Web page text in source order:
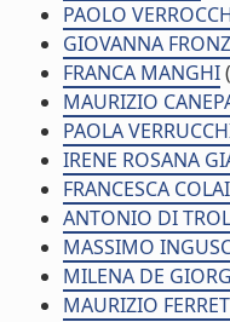
PAOLO
GIOVANNA
FRANCA MANGHI
MAURIZIO
PAOLA
IRENE ROSANA
FRANCESCA
ANTONIO DI
MASSIMO
MILENA DE
MAURIZIO